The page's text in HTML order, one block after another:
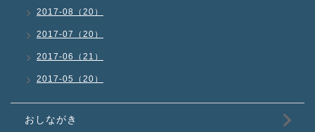
2017-08（20）
2017-07（20）
2017-06（21）
2017-05（20）
おしながき